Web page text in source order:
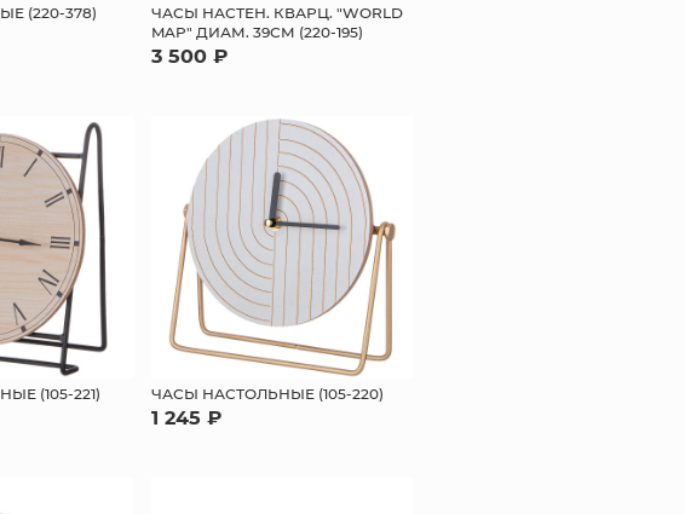
(220-378)
ЧАСЫ НАСТЕН. КВАРЦ. "WORLD
MAP" ДИАМ. 39СМ (220-195)
3 500 ₽
(105-221) ЧАСЫ НАСТОЛЬНЫЕ (105-220)
1 245 ₽